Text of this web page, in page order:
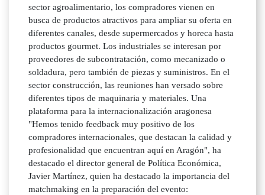
sector agroalimentario, los compradores vienen en
busca de productos atractivos para ampliar su oferta en
diferentes canales, desde supermercados y horeca hasta
productos gourmet. Los industriales se interesan por
proveedores de subcontratación, como mecanizado o
soldadura, pero también de piezas y suministros. En el
sector construcción, las reuniones han versado sobre
diferentes tipos de maquinaria y materiales. Una
plataforma para la internacionalización aragonesa
"Hemos tenido feedback muy positivo de los
compradores internacionales, que destacan la calidad y
profesionalidad que encuentran aquí en Aragón", ha
destacado el director general de Política Económica,
Javier Martínez, quien ha destacado la importancia del
matchmaking en la preparación del evento: